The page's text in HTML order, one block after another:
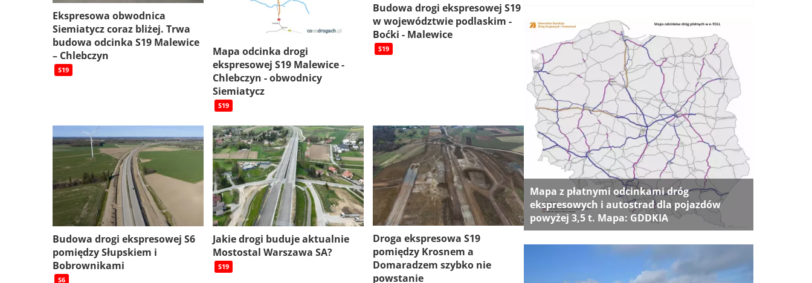
Ekspresowa obwodnica
Siemiatycz coraz bliżej. Trwa
budowa odcinka S19 Malewice
– Chlebczyn
S19
Mapa odcinka drogi
ekspresowej S19 Malewice -
Chlebczyn - obwodnicy
Siemiatycz
S19
Budowa drogi ekspresowej S19
w województwie podlaskim -
Boćki - Malewice
S19
Budowa drogi ekspresowej S6
pomiędzy Słupskiem i
Bobrownikami
S6
Jakie drogi buduje aktualnie
Mostostal Warszawa SA?
S19
Droga ekspresowa S19
pomiędzy Krosnem a
Domaradzem szybko nie
powstanie
Mapa z płatnymi odcinkami dróg
ekspresowych i autostrad dla pojazdów
powyżej 3,5 t. Mapa: GDDKIA